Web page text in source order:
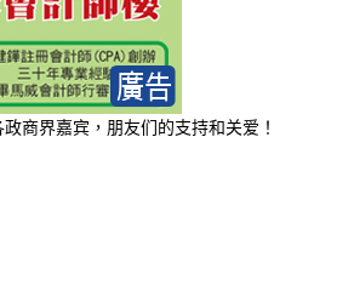
商界嘉宾，朋友们的支持和关爱！